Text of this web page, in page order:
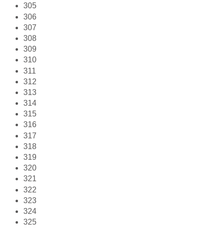
305
306
307
308
309
310
311
312
313
314
315
316
317
318
319
320
321
322
323
324
325